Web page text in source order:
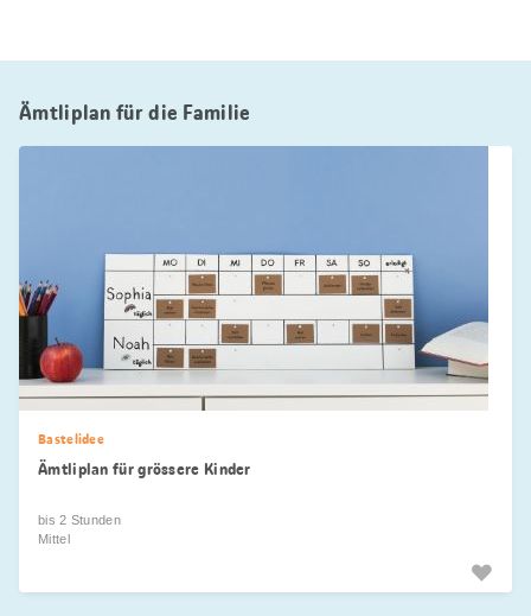
Ämtliplan für die Familie
Bastelidee
Ämtliplan für grössere Kinder
bis 2 Stunden
Mittel